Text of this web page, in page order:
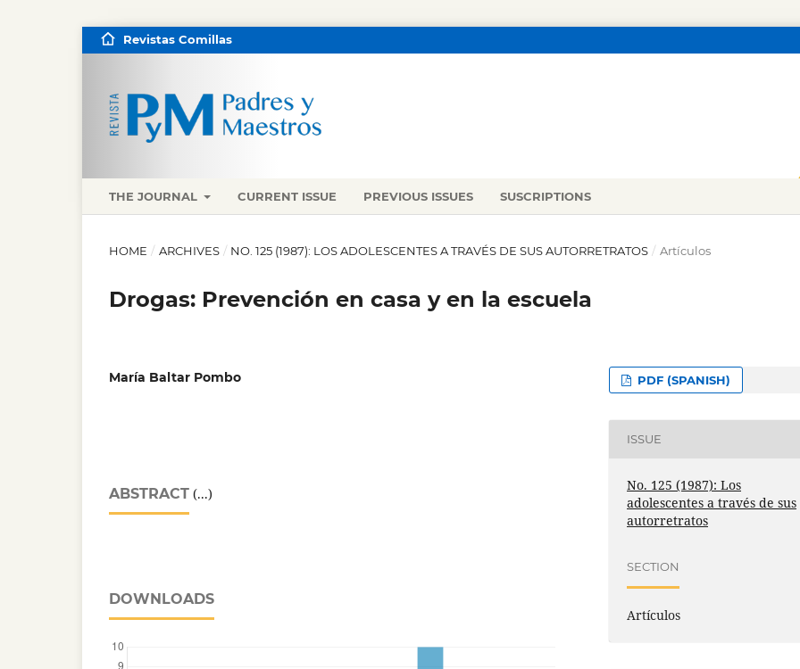
THE JOURNAL CURRENT ISSUE PREVIOUS ISSUES SUSCRIPTIONS
Revistas Comillas
HOME / ARCHIVES / NO. 125 (1987): LOS ADOLESCENTES A TRAVÉS DE SUS AUTORRETRATOS / Artículos
Drogas: Prevención en casa y en la escuela
María Baltar Pombo
ABSTRACT (...)
DOWNLOADS
PDF (SPANISH)
ISSUE
No. 125 (1987): Los
adolescentes a través de sus
autorretratos
SECTION
Artículos